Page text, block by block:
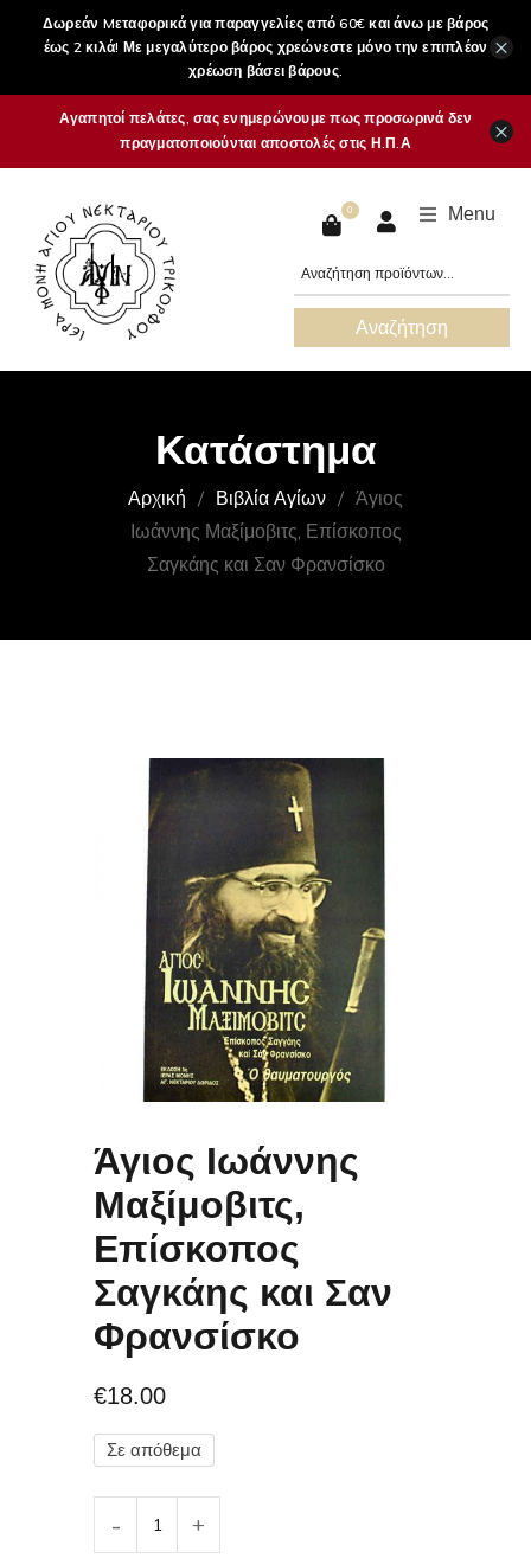
Δωρεάν Mεταφορικά για παραγγελίες από 60€ και άνω με βάρος
έως 2 κιλά! Με μεγαλύτερο βάρος χρεώνεστε μόνο την επιπλέον
χρέωση βάσει βάρους.
×
Αγαπητοί πελάτες, σας ενημερώνουμε πως προσωρινά δεν
πραγματοποιούνται αποστολές στις Η.Π.Α
×
0 Menu
Αναζήτηση
Κατάστημα
Αρχική Βιβλία Αγίων
Άγιος
Ιωάννης Μαξίμοβιτς, Επίσκοπος
Σαγκάης και Σαν Φρανσίσκο
Άγιος Ιωάννης
Μαξίμοβιτς,
Επίσκοπος
Σαγκάης και Σαν
Φρανσίσκο
€18.00
Σε απόθεμα